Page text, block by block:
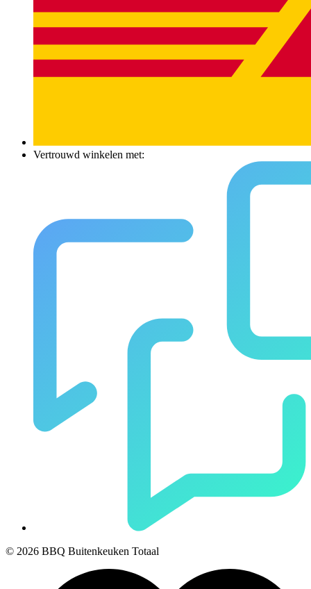
Vertrouwd winkelen met:
© 2026 BBQ Buitenkeuken Totaal